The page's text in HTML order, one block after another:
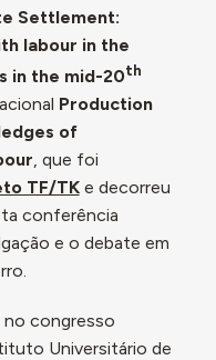
Settlement:
labour in the
in the mid-20th
Production
of
, que foi
TF/TKe decorreu
conferência
e o debate em
no congresso
Universitário de